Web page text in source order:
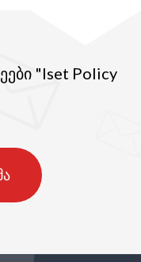
"Iset Policy